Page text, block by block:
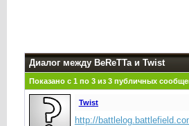
Диалог между BeReTTa и Twist
Показано с 1 по 3из 3публичных
Twist
http://